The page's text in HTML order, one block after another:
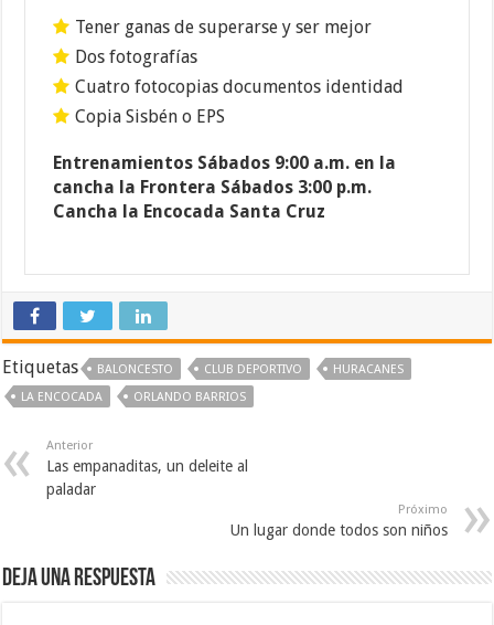
Tener ganas de superarse y ser mejor
Dos fotografías
Cuatro fotocopias documentos identidad
Copia Sisbén o EPS
Entrenamientos Sábados 9:00 a.m. en la
cancha la Frontera Sábados 3:00 p.m.
Cancha la Encocada Santa Cruz
Etiquetas BALONCESTO CLUB DEPORTIVO
HURACANES
LA ENCOCADA
ORLANDO BARRIOS
Anterior
Las empanaditas, un deleite al
paladar
Próximo
Un lugar donde todos son niños
Deja una respuesta